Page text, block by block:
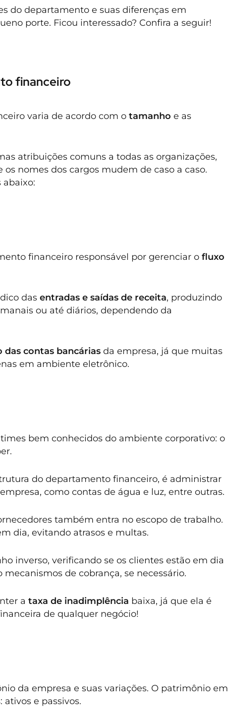
do departamento e suas diferenças em
porte. Ficou interessado? Confira a seguir!
financeiro
varia de acordo com o tamanho e as
atribuições comuns a todas as organizações,
nomes dos cargos mudem de caso a caso.
abaixo:
financeiro responsável por gerenciar o fluxo
das entradas e saídas de receita, produzindo
ou até diários, dependendo da
das contas bancáriasda empresa, já que muitas
em ambiente eletrônico.
bem conhecidos do ambiente corporativo: o
do departamento financeiro, é administrar
como contas de água e luz, entre outras.
também entra no escopo de trabalho.
dia, evitando atrasos e multas.
inverso, verificando se os clientes estão em dia
de cobrança, se necessário.
a taxa de inadimplência baixa, já que ela é
de qualquer negócio!
da empresa e suas variações. O patrimônio em
e passivos.